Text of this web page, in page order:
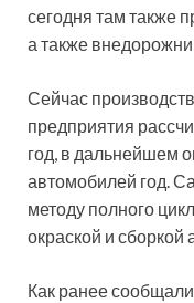
сегодня там также
а также
Сейчас
предприятия
год, в дальнейшем
автомобилей год.
методу полного
окраской и сборкой
Как ранее